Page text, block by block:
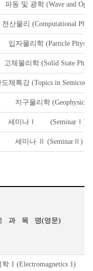
파동 및 광학 (Wave and
전산물리 (Computational
입자물리학 (Particle
고체물리학 (Solid State
도체특강 (Topics in
지구물리학 (Geophysics)
세미나Ⅰ
세미나 Ⅱ (SeminarⅡ)
과 목 명(영문)
1 (Electromagnetics 1)